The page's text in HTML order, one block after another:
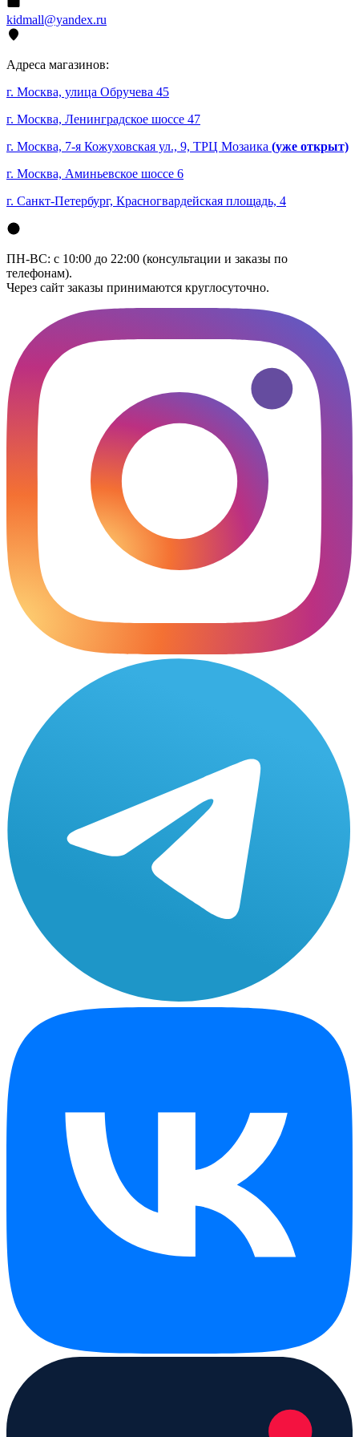
kidmall@yandex.ru
Адреса магазинов:
г. Москва, улица Обручева 45
г. Москва, Ленинградское шоссе 47
г. Москва, 7-я Кожуховская ул., 9, ТРЦ Мозаика (уже открыт)
г. Москва, Аминьевское шоссе 6
г. Санкт-Петербург, Красногвардейская площадь, 4
ПН-ВС: с 10:00 до 22:00 (консультации и заказы по
телефонам).
Через сайт заказы принимаются круглосуточно.